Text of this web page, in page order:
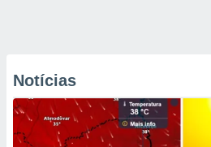
Notícias